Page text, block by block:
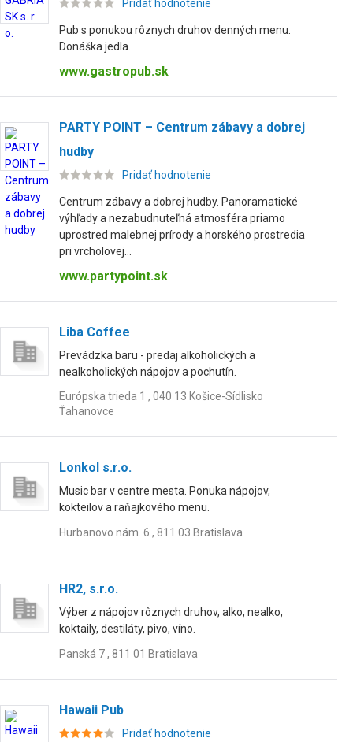
Pridať hodnotenie
Pub s ponukou rôznych druhov denných menu.
Donáška jedla.
www.gastropub.sk
PARTY POINT – Centrum zábavy a dobrej
hudby
Pridať hodnotenie
Centrum zábavy a dobrej hudby. Panoramatické
výhľady a nezabudnuteľná atmosféra priamo
uprostred malebnej prírody a horského prostredia
pri vrcholovej...
www.partypoint.sk
Liba Coffee
Prevádzka baru - predaj alkoholických a
nealkoholických nápojov a pochutín.
Európska trieda 1 , 040 13 Košice-Sídlisko
Ťahanovce
Lonkol s.r.o.
Music bar v centre mesta. Ponuka nápojov,
kokteilov a raňajkového menu.
Hurbanovo nám. 6 , 811 03 Bratislava
HR2, s.r.o.
Výber z nápojov rôznych druhov, alko, nealko,
koktaily, destiláty, pivo, víno.
Panská 7 , 811 01 Bratislava
Hawaii Pub
Pridať hodnotenie